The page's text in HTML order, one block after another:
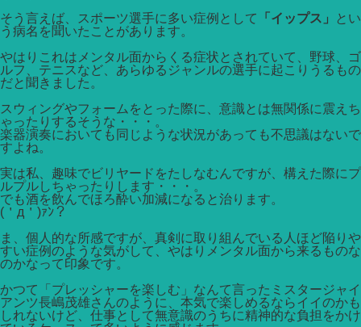
そう言えば、スポーツ選手に多い症例として
「イップス」
とい
う病名を聞いたことがあります。
やはりこれはメンタル面からくる症状とされていて、野球、ゴ
ルフ、テニスなど、あらゆるジャンルの選手に起こりうるもの
だと聞きました。
スウィングやフォームをとった際に、意識とは無関係に震えち
ゃったりするそうな・・・。
楽器演奏においても同じような状況があっても不思議はないで
すよね。
実は私、趣味でビリヤードをたしなむんですが、構えた際にプ
ルプルしちゃったりします・・・。
でも酒を飲んでほろ酔い加減になると治ります。
(＇д＇)ｧﾝ？
ま、個人的な所感ですが、真剣に取り組んでいる人ほど陥りや
すい症例のような気がして、やはりメンタル面から来るものな
のかなって印象です。
かつて「プレッシャーを楽しむ」なんて言ったミスタージャイ
アンツ長嶋茂雄さんのように、本気で楽しめるならイイのかも
しれないけど、仕事として無意識のうちに精神的な負担をかけ